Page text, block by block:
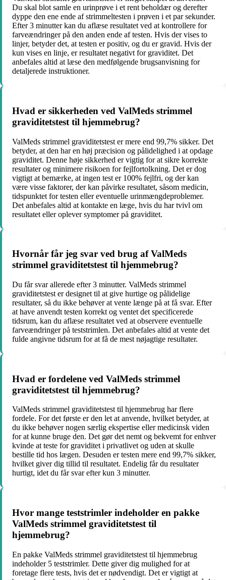
Du skal blot samle en urinprøve i et rent beholdær og derefter
dyppe den ene ende af strimmeltesten i prøven i et par sekunder.
Efter 3 minutter kan du aflæse resultatet ved at kontrollere for
farveændringer på den anden ende af testen. Hvis der vises to
linjer, betyder det, at testen er positiv, og du er gravid. Hvis der
kun vises en linje, er resultatet negativt for graviditet. Det
anbefales altid at læse den medfølgende brugsanvisning for
detaljerede instruktioner.
Hvad er sikkerheden ved ValMeds strimmel
graviditetstest til hjemmebrug?
ValMeds strimmel graviditetstest er mere end 99,7% sikker. Det
betyder, at den har en høj præcision og pålidelighed i at opdage
graviditet. Denne høje sikkerhed er vigtig for at sikre korrekte
resultater og minimere risikoen for fejlfortolkning. Det er dog
vigtigt at bemærke, at ingen test er 100% fejlfri, og der kan
være visse faktorer, der kan påvirke resultatet, såsom medicin,
tidspunktet for testen eller eventuelle urinmængdeproblemer.
Det anbefales altid at kontakte en læge, hvis du har tvivl om
resultatet eller oplever symptomer på graviditet.
Hvornår får jeg svar ved brug af ValMeds
strimmel graviditetstest til hjemmebrug?
Du får svar allerede efter 3 minutter. ValMeds strimmel
graviditetstest er designet til at give hurtige og pålidelige
resultater, så du ikke behøver at vente længe på at få svar. Efter
at have anvendt testen korrekt og ventet det specificerede
tidsrum, kan du aflæse resultatet ved at observere eventuelle
farveændringer på teststrimlen. Det anbefales altid at vente det
fulde angivne tidsrum for at få de mest nøjagtige resultater.
Hvad er fordelene ved ValMeds strimmel
graviditetstest til hjemmebrug?
ValMeds strimmel graviditetstest til hjemmebrug har flere
fordele. For det første er den let at anvende, hvilket betyder, at
du ikke behøver nogen særlig ekspertise eller medicinsk viden
for at kunne bruge den. Det gør det nemt og bekvemt for enhver
kvinde at teste for graviditet i privatlivet og uden at skulle
bestille tid hos lægen. Desuden er testen mere end 99,7% sikker,
hvilket giver dig tillid til resultatet. Endelig får du resultater
hurtigt, idet du får svar efter kun 3 minutter.
Hvor mange teststrimler indeholder en pakke
ValMeds strimmel graviditetstest til
hjemmebrug?
En pakke ValMeds strimmel graviditetstest til hjemmebrug
indeholder 5 teststrimler. Dette giver dig mulighed for at
foretage flere tests, hvis det er nødvendigt. Det er vigtigt at